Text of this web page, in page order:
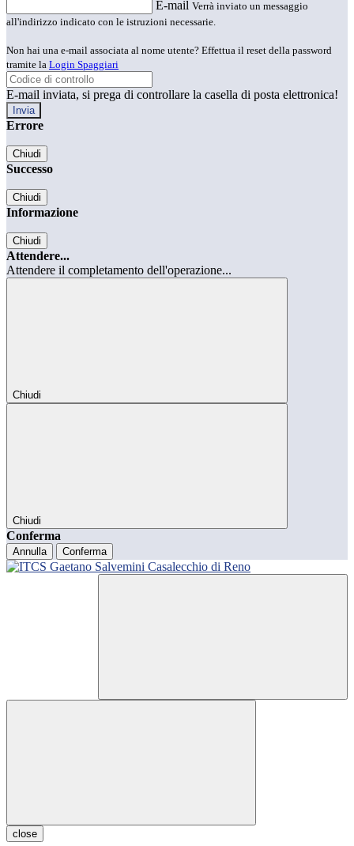
E-mail Verrà inviato un messaggio
all'indirizzo indicato con le istruzioni necessarie.
Non hai una e-mail associata al nome utente? Effettua il reset della password
tramite la Login Spaggiari
E-mail inviata, si prega di controllare la casella di posta elettronica!
Errore
Chiudi
Successo
Chiudi
Informazione
Chiudi
Attendere...
Attendere il completamento dell'operazione...
Chiudi
Chiudi
Conferma
Annulla Conferma
close